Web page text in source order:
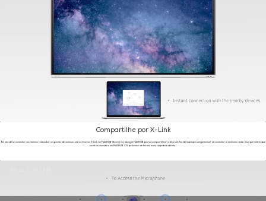
Compartilhe por X-Link
Em vez de se conectar ao mesmo roteador ou ponto de acesso, use o recurso X-Link no MAXHUB Share e no dongle MAXHUB para compartilhar a tela sem fio de laptops sem precisar se conectar a nenhuma rede. Isso permitirá que
você se conecte a um MAXHUB V5 próximo de forma mais rápida e direta.'